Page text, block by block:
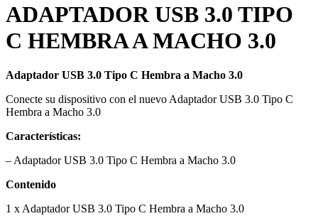
ADAPTADOR USB 3.0 TIPO
C HEMBRA A MACHO 3.0
Adaptador USB 3.0 Tipo C Hembra a Macho 3.0
Conecte su dispositivo con el nuevo Adaptador USB 3.0 Tipo C
Hembra a Macho 3.0
Características:
– Adaptador USB 3.0 Tipo C Hembra a Macho 3.0
Contenido
1 x Adaptador USB 3.0 Tipo C Hembra a Macho 3.0